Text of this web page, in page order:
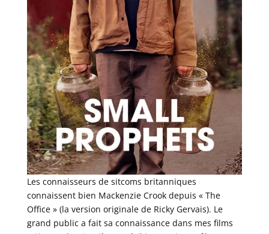
Les connaisseurs de sitcoms britanniques
connaissent bien Mackenzie Crook depuis « The
Office » (la version originale de Ricky Gervais). Le
grand public a fait sa connaissance dans mes films